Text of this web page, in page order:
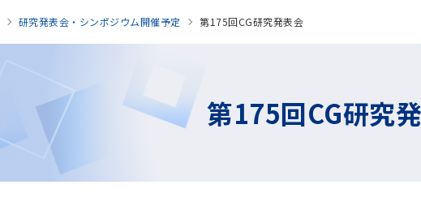
研究発表会・シンポジウム開催予定 第175回CG研究発表会
第175回CG研究